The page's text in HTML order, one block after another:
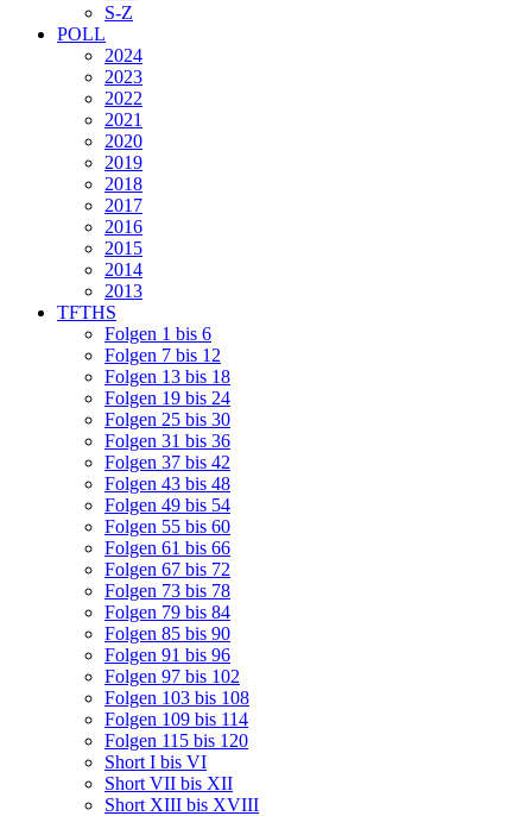
S-Z
POLL
2024
2023
2022
2021
2020
2019
2018
2017
2016
2015
2014
2013
TFTHS
Folgen 1 bis 6
Folgen 7 bis 12
Folgen 13 bis 18
Folgen 19 bis 24
Folgen 25 bis 30
Folgen 31 bis 36
Folgen 37 bis 42
Folgen 43 bis 48
Folgen 49 bis 54
Folgen 55 bis 60
Folgen 61 bis 66
Folgen 67 bis 72
Folgen 73 bis 78
Folgen 79 bis 84
Folgen 85 bis 90
Folgen 91 bis 96
Folgen 97 bis 102
Folgen 103 bis 108
Folgen 109 bis 114
Folgen 115 bis 120
Short I bis VI
Short VII bis XII
Short XIII bis XVIII